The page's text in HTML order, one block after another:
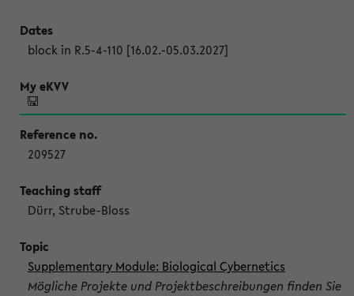
block in R.5-4-110 [16.02.-05.03.2027]
209527
Dürr, Strube-Bloss
Supplementary Module: Biological Cybernetics
Mögliche Projekte und Projektbeschreibungen finden Sie